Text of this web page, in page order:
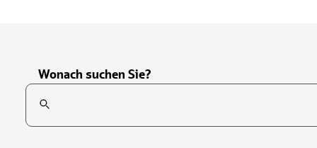
Wonach suchen Sie?
Suchfeld